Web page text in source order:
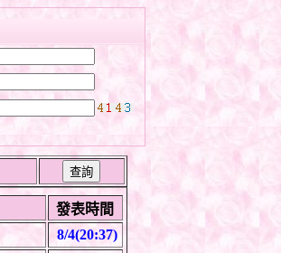
發表時間
8/4(20:37)